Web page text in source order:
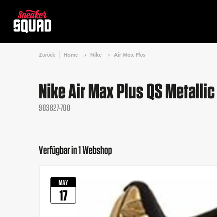
Zurück Home Nike Air Max Plus
Nike Air Max Plus QS
903827-700
Verfügbar in 1 Webshop
MAY
17